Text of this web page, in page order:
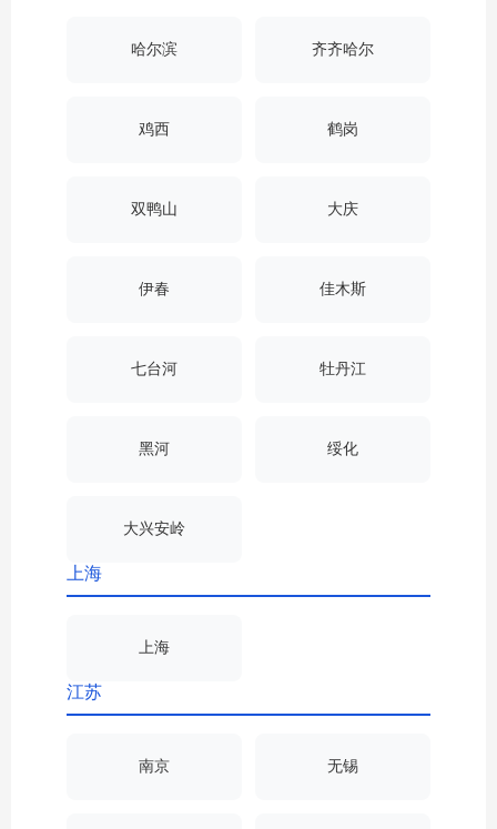
哈尔滨 齐齐哈尔
鸡西 鹤岗
双鸭山 大庆
伊春 佳木斯
七台河 牡丹江
黑河 绥化
大兴安岭
上海
上海
江苏
南京 无锡